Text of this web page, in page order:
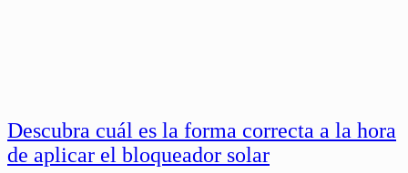
Descubra cuál es la forma correcta a la hora
de aplicar el bloqueador solar